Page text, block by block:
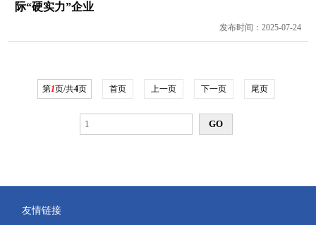
际“硬实力”企业
发布时间：2025-07-24
第1页/共4页 首页 上一页 下一页 尾页
友情链接